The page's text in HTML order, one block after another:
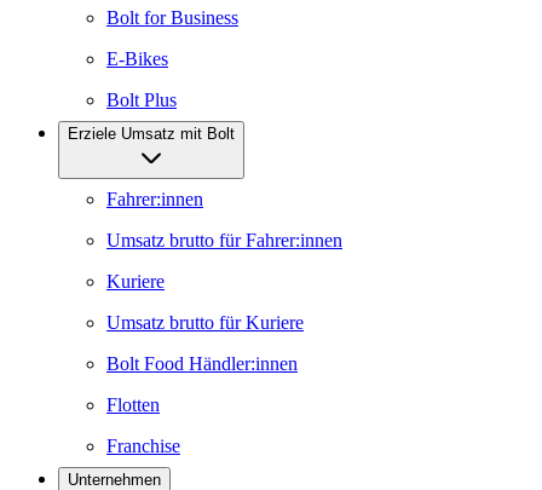
Bolt for Business
E-Bikes
Bolt Plus
Erziele Umsatz mit Bolt
Fahrer:innen
Umsatz brutto für Fahrer:innen
Kuriere
Umsatz brutto für Kuriere
Bolt Food Händler:innen
Flotten
Franchise
Unternehmen